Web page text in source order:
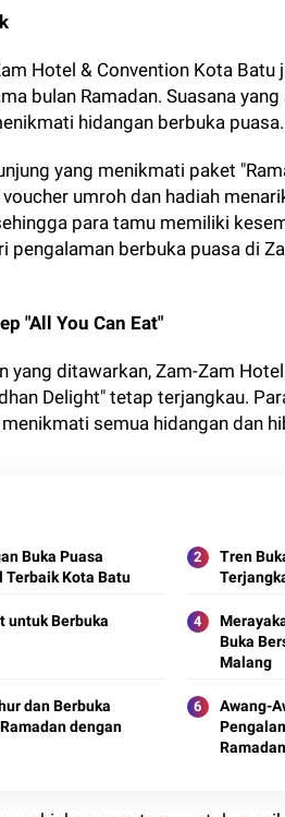
Hotel & Convention Kota
bulan Ramadan. Suasana
hidangan berbuka puasa.
yang menikmati paket
umroh dan hadiah
para tamu memiliki
pengalaman berbuka puasa di
"All You Can Eat"
yang ditawarkan, Zam-Zam
Delight" tetap terjangkau.
semua hidangan dan
Buka Puasa
Kota Batu
Tren
untuk Berbuka
Buka
Malang
dan Berbuka
dengan
Awang-